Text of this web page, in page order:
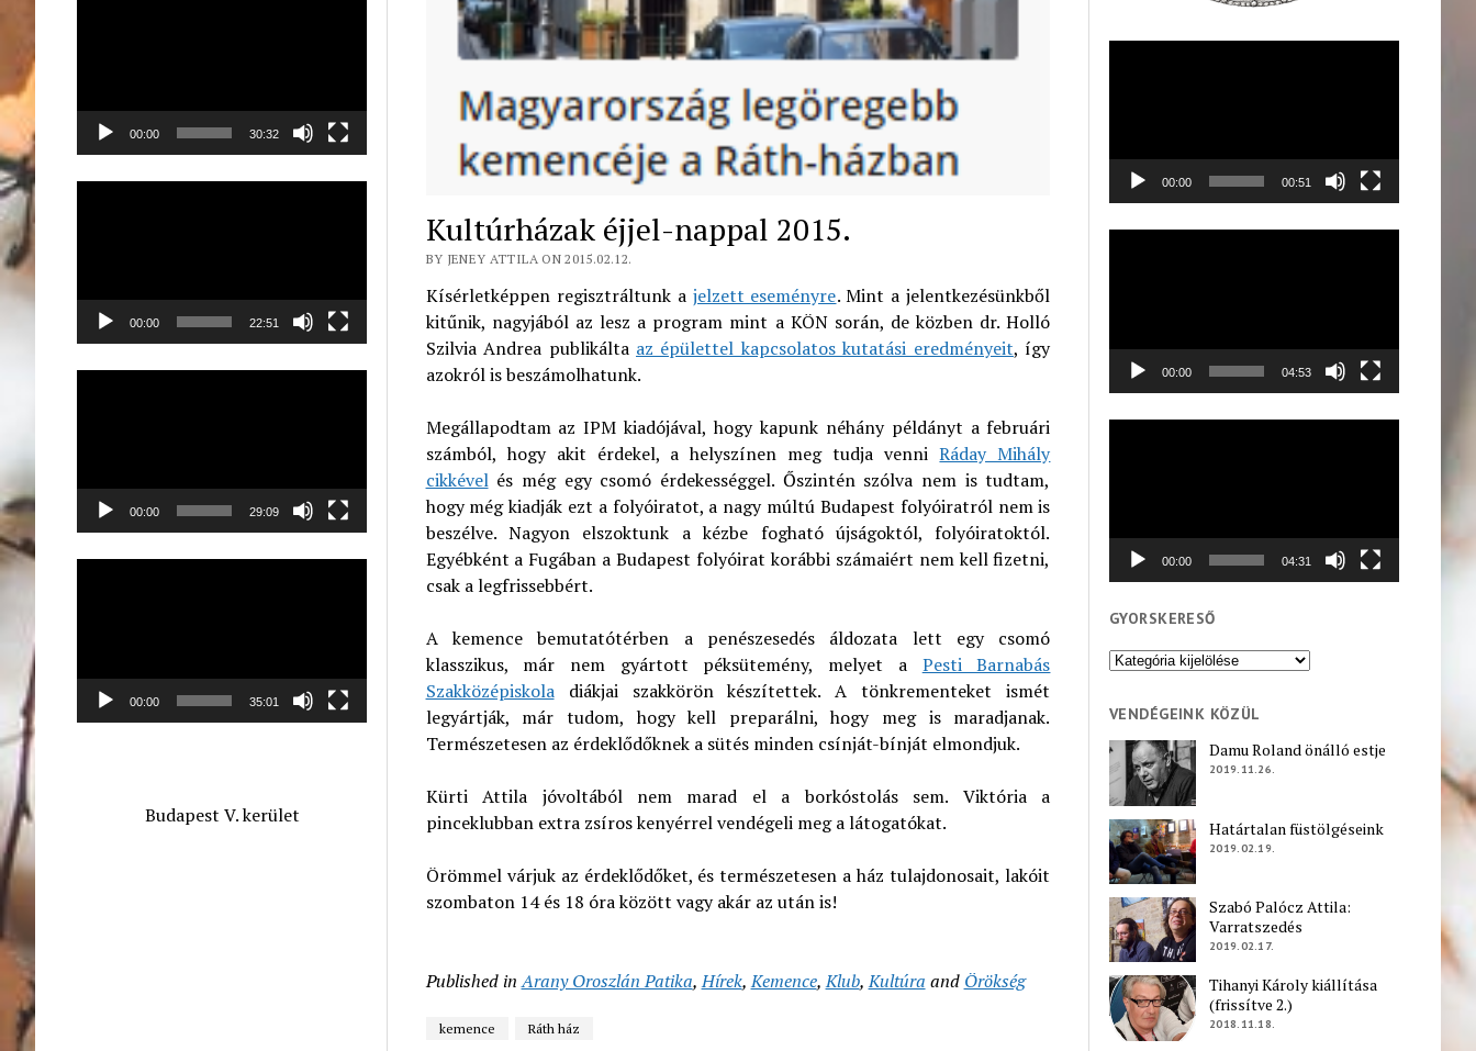
00:00 30:32
00:00 22:51
00:00 29:09
00:00 35:01
Budapest V. kerület
Kultúrházak éjjel-nappal 2015.
BY JENEY ATTILA ON 2015.02.12.
Kísérletképpen regisztráltunk a jelzett eseményre. Mint a jelentkezésünkből
kitűnik, nagyjából az lesz a program mint a KÖN során, de közben dr. Holló
Szilvia Andrea publikálta az épülettel kapcsolatos kutatási eredményeit, így
azokról is beszámolhatunk.
Megállapodtam az IPM kiadójával, hogy kapunk néhány példányt a februári
számból, hogy akit érdekel, a helyszínen meg tudja venniRáday Mihály
cikkévelés még egy csomó érdekességgel. Őszintén szólva nem is tudtam,
hogy még kiadják ezt a folyóiratot, a nagy múltú Budapest folyóiratról nem is
beszélve. Nagyon elszoktunk a kézbe fogható újságoktól, folyóiratoktól.
Egyébként a Fugában a Budapest folyóirat korábbi számaiért nem kell fizetni,
csak a legfrissebbért.
A kemence bemutatótérben a penészesedés áldozata lett egy csomó
klasszikus, már nem gyártott péksütemény, melyet a Pesti Barnabás
Szakközépiskoladiákjai szakkörön készítettek. A tönkrementeket ismét
legyártják, már tudom, hogy kell preparálni, hogy meg is maradjanak.
Természetesen az érdeklődőknek a sütés minden csínját-bínját elmondjuk.
Kürti Attila jóvoltából nem marad el a borkóstolás sem. Viktória a
pinceklubban extra zsíros kenyérrel vendégeli meg a látogatókat.
Örömmel várjuk az érdeklődőket, és természetesen a ház tulajdonosait, lakóit
szombaton 14 és 18 óra között vagy akár az után is!
Published in Arany Oroszlán Patika,Hírek,Kemence,Klub,Kultúra and Örökség
kemence Ráth ház
00:00 00:51
00:00 04:53
00:00 04:31
GYORSKERESŐ
Gyorskereső
VENDÉGEINK KÖZÜL
Damu Roland önálló estje
2019.11.26.
Határtalan füstölgéseink
2019.02.19.
Szabó Palócz Attila:
Varratszedés
2019.02.17.
Tihanyi Károly kiállítása
(frissítve 2.)
2018.11.18.